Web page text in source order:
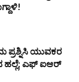
ಪ್ರಶ್ನಿಸಿ ಯುವಕರ
ಹಲ್ಲೆ; ಎಫ್‌ ಐಆರ್